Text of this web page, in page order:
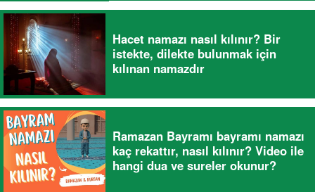
Hacet namazı nasıl kılınır? Bir
istekte, dilekte bulunmak için
kılınan namazdır
Ramazan Bayramı bayramı namazı
kaç rekattır, nasıl kılınır? Video ile
hangi dua ve sureler okunur?